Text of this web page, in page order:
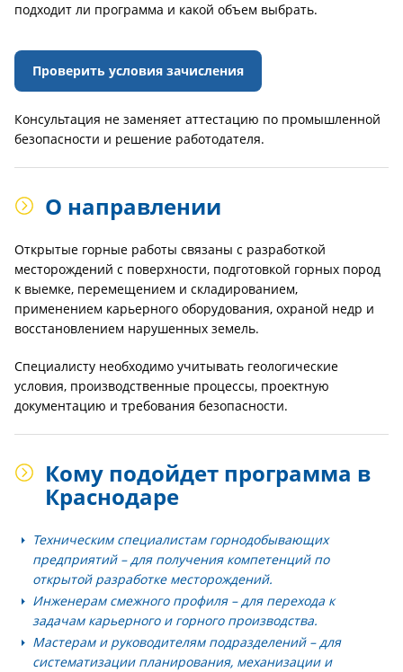
подходит ли программа и какой объем выбрать.
Проверить условия зачисления
Консультация не заменяет аттестацию по промышленной
безопасности и решение работодателя.
О направлении
Открытые горные работы связаны с разработкой
месторождений с поверхности, подготовкой горных пород
к выемке, перемещением и складированием,
применением карьерного оборудования, охраной недр и
восстановлением нарушенных земель.
Специалисту необходимо учитывать геологические
условия, производственные процессы, проектную
документацию и требования безопасности.
Кому подойдет программа в
Краснодаре
Техническим специалистам горнодобывающих
предприятий– для получения компетенций по
открытой разработке месторождений.
Инженерам смежного профиля– для перехода к
задачам карьерного и горного производства.
Мастерам и руководителям подразделений– для
систематизации планирования, механизации и